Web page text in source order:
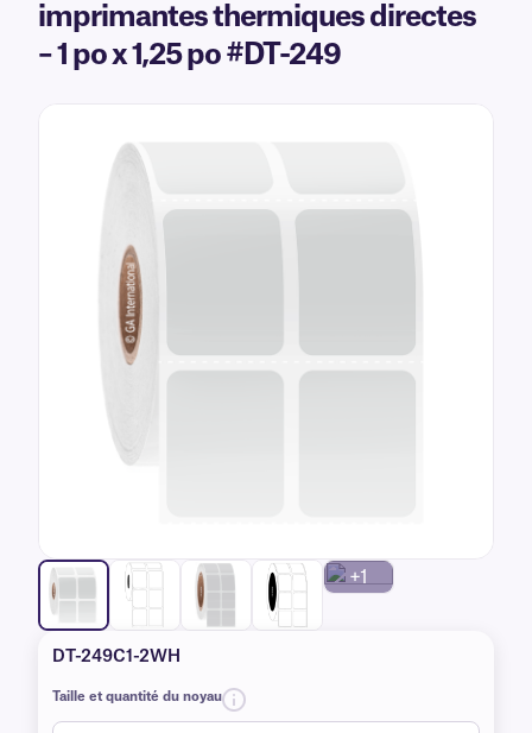
imprimantes thermiques directes
– 1 po x 1,25 po #DT-249
+1
DT-249C1-2WH
Taille et quantité du noyau